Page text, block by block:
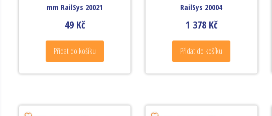
mm RailSys 20021
49 Kč
Přidat do košíku
RailSys 20004
1 378 Kč
Přidat do košíku